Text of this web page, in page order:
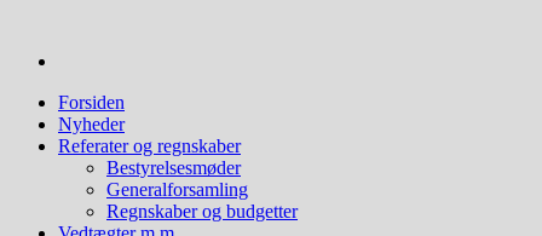
indhold
Forsiden
Nyheder
Referater og regnskaber
Bestyrelsesmøder
Generalforsamling
Regnskaber og budgetter